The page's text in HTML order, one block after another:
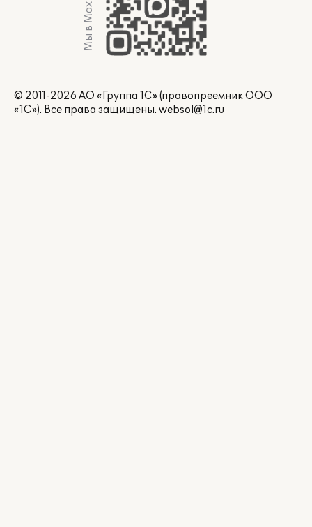
Мы в Max
© 2011-2026 АО «Группа 1С» (правопреемник ООО
«1С»). Все права защищены. websol@1c.ru